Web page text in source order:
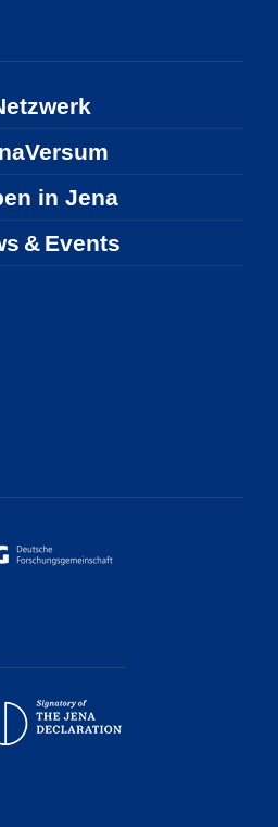
in Jena
& Events